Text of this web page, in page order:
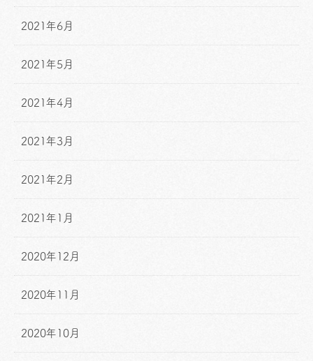
2021年6月
2021年5月
2021年4月
2021年3月
2021年2月
2021年1月
2020年12月
2020年11月
2020年10月